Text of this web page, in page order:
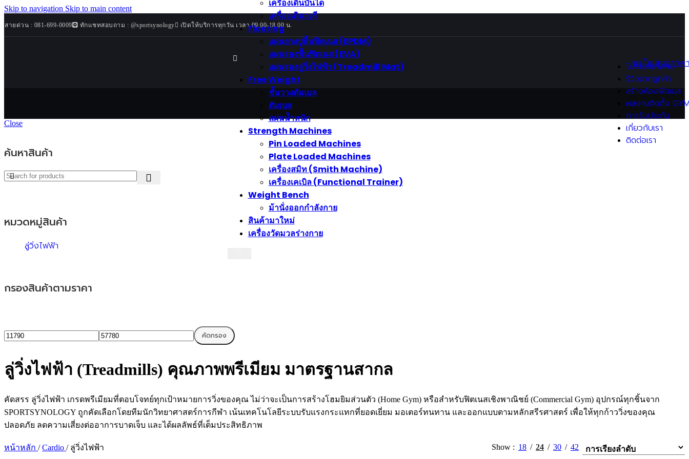
Skip to navigation Skip to main content
สายด่วน : 081-699-0009 ทักแชทสอบถาม : @sportsynology เปิดให้บริการทุกวัน เวลา 09.00-18.00 น.
เครื่องเดินบันได
เครื่องเดินวงรี
Flooring
แผ่นยางปูพื้นฟิตเนส (EPDM)
แผ่นรองพื้นฟิตเนส (EVA)
แผ่นรองลู่วิ่งไฟฟ้า (Treadmill Mat)
Free Weight
ชั้นวางดัมเบล
ดัมเบล
แผ่นน้ำหนัก
Strength Machines
Pin Loaded Machines
Plate Loaded Machines
เครื่องสมิท (Smith Machine)
เครื่องเคเบิล (Functional Trainer)
Weight Bench
ม้านั่งออกกำลังกาย
สินค้ามาใหม่
เครื่องวัดมวลร่างกาย
ขอใบเสนอราค
Sport
Synology
Cardio
ลู่วิ่งไฟฟ้า
เครื่องเดินวงรี
เครื่องเดินบันได
จักรยานออกกำลังกาย
เครื่อง Rowing Machine
เครื่อง Ski Machine
ม้านั่งออกกำลังกาย
เครื่องสมิท (Smith
Machine)
เครื่องเคเบิล (Functional
ชั้นวางดัมเบล
บาร์เบล
แผ่นน้ำหนัก
Accessories &
Maintenance
Equipment
โปรโมชั่นพิเศษ
รีวิวจากลูกค้า
สร้างห้องฟิตเนส
ผลงานติดตั้ง
การรับประกัน
เกี่ยวกับเรา
ติดต่อเรา
Close
ค้นหาสินค้า
หมวดหมู่สินค้า
ลู่วิ่งไฟฟ้า
กรองสินค้าตามราคา
คัดกรอง
ลู่วิ่งไฟฟ้า (Treadmills) คุณภาพพรีเมียม มาตรฐานสากล
คัดสรร ลู่วิ่งไฟฟ้า เกรดพรีเมียมที่ตอบโจทย์ทุกเป้าหมายการวิ่งของคุณ ไม่ว่าจะเป็นการสร้างโฮมยิมส่วนตัว (Home Gym) หรือสำหรับฟิตเนสเชิงพาณิชย์ (Commercial Gym) อุปกรณ์ทุกชิ้นจาก
SPORTSYNOLOGY ถูกคัดเลือกโดยทีมนักวิทยาศาสตร์การกีฬา เน้นเทคโนโลยีระบบรับแรงกระแทกที่ยอดเยี่ยม มอเตอร์ทนทาน และออกแบบตามหลักสรีรศาสตร์ เพื่อให้ทุกก้าววิ่งของคุณ
ปลอดภัย ลดความเสี่ยงต่ออาการบาดเจ็บ และได้ผลลัพธ์ที่เต็มประสิทธิภาพ
หน้าหลัก / Cardio / ลู่วิ่งไฟฟ้า Show 18 24 30 42